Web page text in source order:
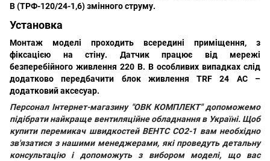
В (ТРФ-120/24-1,6) змінного струму.
Установка
Монтаж моделі проходить всередині приміщення, з
фіксацією на стіну. Датчик працює від мережі
безперебійного живлення 220 В. В особливих випадках слід
додатково передбачити блок живлення TRF 24 AC –
додатковий аксесуар.
Персонал Інтернет-магазину "ОВК КОМПЛЕКТ"допоможемо
підібрати найкраще вентиляційне обладнання в Україні. Щоб
купити перемикач швидкостей ВЕНТС СО2-1 вам необхідно
зв'язатися з нашими менеджерами, які проведуть детальну
консультацію і допоможуть з вибором моделі, що вас